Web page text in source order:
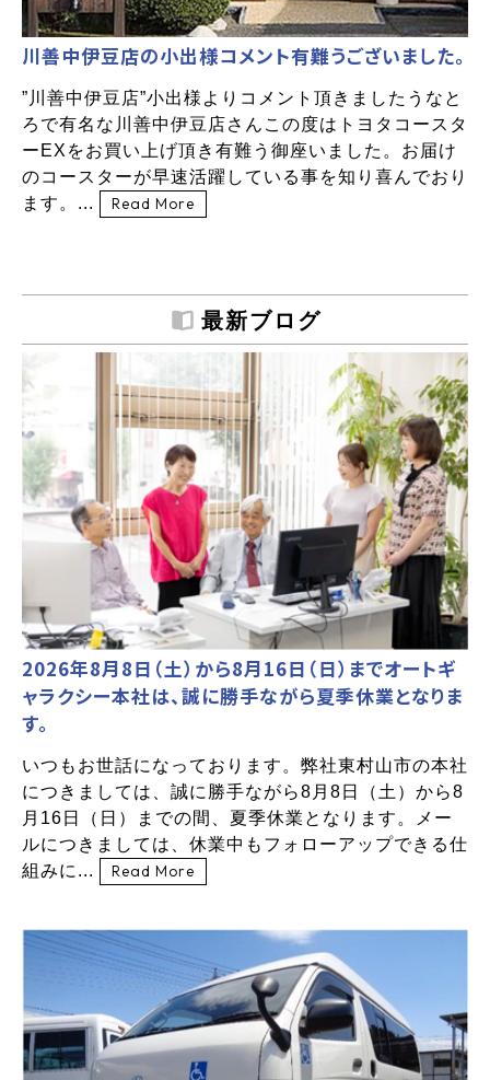
川善中伊豆店の小出様コメント有難うございました。
”川善中伊豆店”小出様よりコメント頂きましたうなと
ろで有名な川善中伊豆店さんこの度はトヨタコースタ
ーEXをお買い上げ頂き有難う御座いました。お届け
のコースターが早速活躍している事を知り喜んでおり
ます。...
Read More
最新ブログ
2026年8月8日（土）から8月16日（日）までオートギ
ャラクシー本社は、誠に勝手ながら夏季休業となりま
す。
いつもお世話になっております。弊社東村山市の本社
につきましては、誠に勝手ながら8月8日（土）から8
月16日（日）までの間、夏季休業となります。メー
ルにつきましては、休業中もフォローアップできる仕
組みに...
Read More